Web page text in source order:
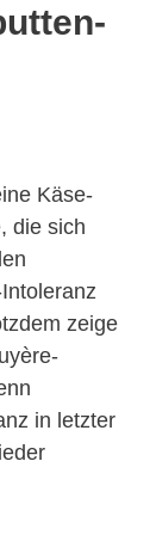
Käse-
die sich
zeige
in letzter